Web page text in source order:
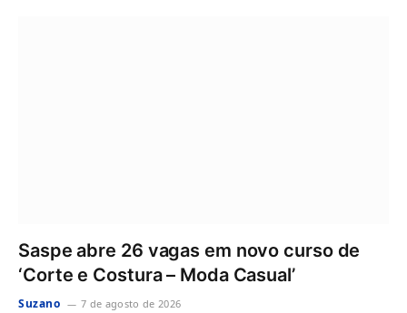
Saspe abre 26 vagas em novo curso de
‘Corte e Costura – Moda Casual’
Suzano 7 de agosto de 2026